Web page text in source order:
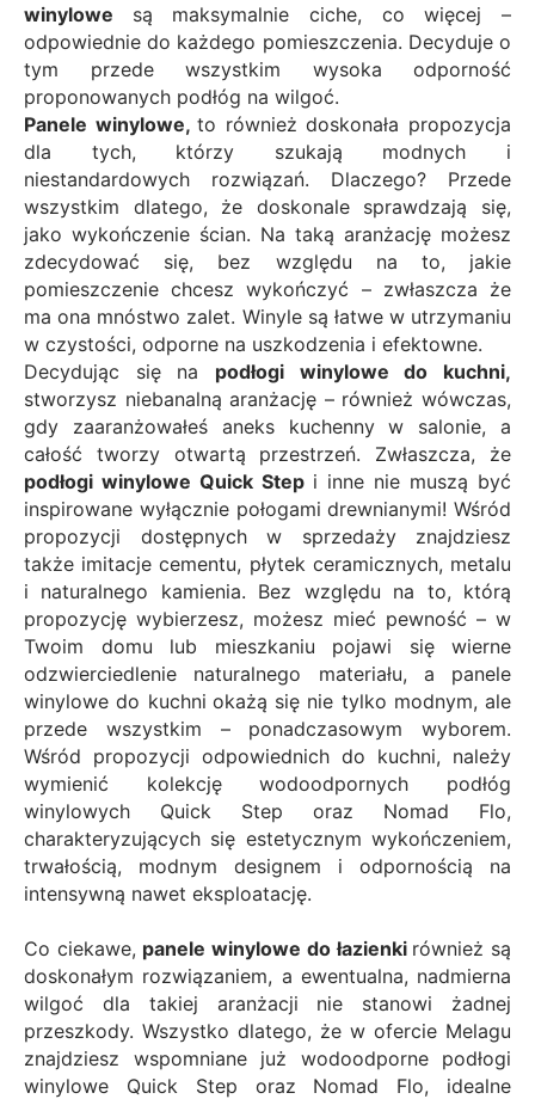
winylowe są maksymalnie ciche, co więcej –
odpowiednie do każdego pomieszczenia. Decyduje o
tym przede wszystkim wysoka odporność
proponowanych podłóg na wilgoć.
Panele winylowe,to również doskonała propozycja
dla tych, którzy szukają modnych i
niestandardowych rozwiązań. Dlaczego? Przede
wszystkim dlatego, że doskonale sprawdzają się,
jako wykończenie ścian. Na taką aranżację możesz
zdecydować się, bez względu na to, jakie
pomieszczenie chcesz wykończyć – zwłaszcza że
ma ona mnóstwo zalet. Winyle są łatwe w utrzymaniu
w czystości, odporne na uszkodzenia i efektowne.
Decydując się na podłogi winylowe do kuchni,
stworzysz niebanalną aranżację – również wówczas,
gdy zaaranżowałeś aneks kuchenny w salonie, a
całość tworzy otwartą przestrzeń. Zwłaszcza, że
podłogi winylowe Quick Step i inne nie muszą być
inspirowane wyłącznie połogami drewnianymi! Wśród
propozycji dostępnych w sprzedaży znajdziesz
także imitacje cementu, płytek ceramicznych, metalu
i naturalnego kamienia. Bez względu na to, którą
propozycję wybierzesz, możesz mieć pewność – w
Twoim domu lub mieszkaniu pojawi się wierne
odzwierciedlenie naturalnego materiału, a panele
winylowe do kuchni okażą się nie tylko modnym, ale
przede wszystkim – ponadczasowym wyborem.
Wśród propozycji odpowiednich do kuchni, należy
wymienić kolekcję wodoodpornych podłóg
winylowych Quick Step oraz Nomad Flo,
charakteryzujących się estetycznym wykończeniem,
trwałością, modnym designem i odpornością na
intensywną nawet eksploatację.
Co ciekawe, panele winylowe do łazienki również są
doskonałym rozwiązaniem, a ewentualna, nadmierna
wilgoć dla takiej aranżacji nie stanowi żadnej
przeszkody. Wszystko dlatego, że w ofercie Melagu
znajdziesz wspomniane już wodoodporne podłogi
winylowe Quick Step oraz Nomad Flo, idealne